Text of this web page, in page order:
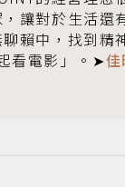
讓對於生活還
賴中，找到精
看電影」。➤